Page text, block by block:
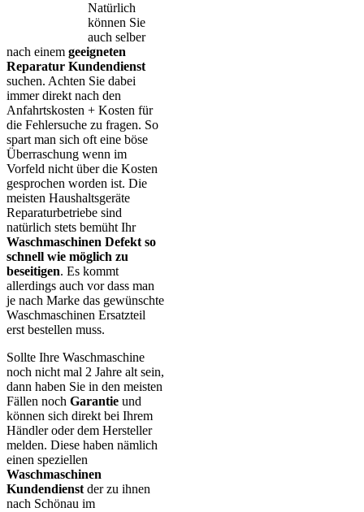
Natürlich
können Sie
auch selber
nach einem geeigneten
Reparatur Kundendienst
suchen. Achten Sie dabei
immer direkt nach den
Anfahrtskosten + Kosten für
die Fehlersuche zu fragen. So
spart man sich oft eine böse
Überraschung wenn im
Vorfeld nicht über die Kosten
gesprochen worden ist. Die
meisten Haushaltsgeräte
Reparaturbetriebe sind
natürlich stets bemüht Ihr
Waschmaschinen Defekt so
schnell wie möglich zu
beseitigen. Es kommt
allerdings auch vor dass man
je nach Marke das gewünschte
Waschmaschinen Ersatzteil
erst bestellen muss.
Sollte Ihre Waschmaschine
noch nicht mal 2 Jahre alt sein,
dann haben Sie in den meisten
Fällen noch Garantie und
können sich direkt bei Ihrem
Händler oder dem Hersteller
melden. Diese haben nämlich
einen speziellen
Waschmaschinen
Kundendienst der zu ihnen
nach Schönau im